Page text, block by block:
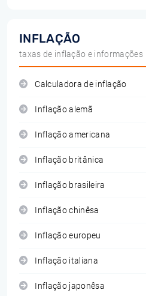
INFLAÇÃO
taxas de inflação e informações
Calculadora de inflação
Inflação alemã
Inflação americana
Inflação britânica
Inflação brasileira
Inflação chinêsa
Inflação europeu
Inflação italiana
Inflação japonêsa